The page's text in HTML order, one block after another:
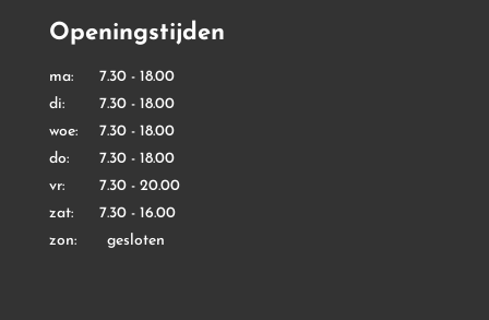
Openingstijden
ma: 7.30 - 18.00
di: 7.30 - 18.00
woe: 7.30 - 18.00
do: 7.30 - 18.00
vr: 7.30 - 20.00
zat: 7.30 - 16.00
zon: gesloten